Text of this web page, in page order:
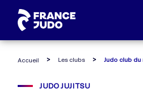
Accueil Les clubs
JUDO JUJITSU